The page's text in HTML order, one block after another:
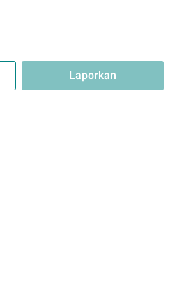
Laporkan